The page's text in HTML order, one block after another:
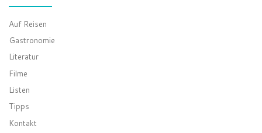
Auf Reisen
Gastronomie
Literatur
Filme
Listen
Tipps
Kontakt